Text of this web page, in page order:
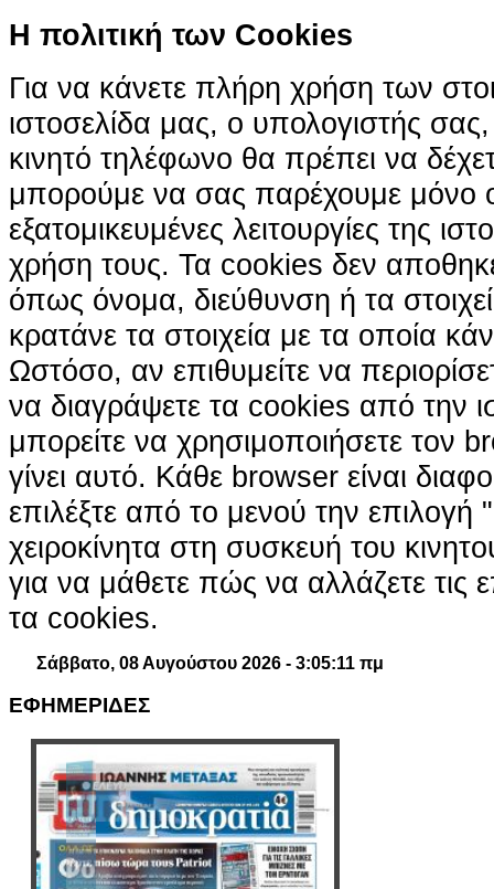
H πολιτική των Cookies
Για να κάνετε πλήρη χρήση των
ιστοσελίδα μας, ο υπολογιστής
κινητό τηλέφωνο θα πρέπει να
μπορούμε να σας παρέχουμε μόνο
εξατομικευμένες λειτουργίες της
χρήση τους. Τα cookies δεν
όπως όνομα, διεύθυνση ή τα
κρατάνε τα στοιχεία με τα οποία
Ωστόσο, αν επιθυμείτε να
να διαγράψετε τα cookies από την
μπορείτε να χρησιμοποιήσετε τον
γίνει αυτό. Κάθε browser είναι
επιλέξτε από το μενού την επιλογή
χειροκίνητα στη συσκευή του
για να μάθετε πώς να αλλάζετε τις
τα cookies.
Σάββατο, 08 Αυγούστου 2026 - 3:05:13 πμ
ΕΦΗΜΕΡΙΔΕΣ